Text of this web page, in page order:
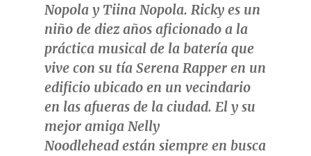
Nopolay Tiina Nopola. Ricky es un
niño de diez años aficionado a la
práctica musical de la batería que
vive con su tía Serena Rapper en un
edificio ubicado en un vecindario
en las afueras de la ciudad. El y su
mejor amiga Nelly
Noodlehead están siempre en busca